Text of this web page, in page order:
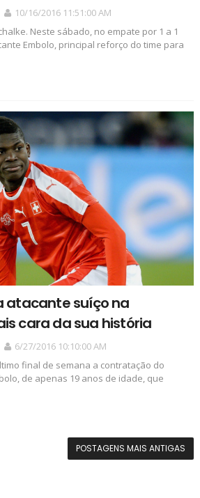
10/16/2016 11:51:00 AM
Neste sábado, no empate por 1 a 1
Embolo, principal reforço do time para
atacante suíço na
cara da sua história
6/27/2016 10:10:00 AM
final de semana a contratação do
de apenas 19 anos de idade, que
POSTAGENS MAIS ANTIGAS